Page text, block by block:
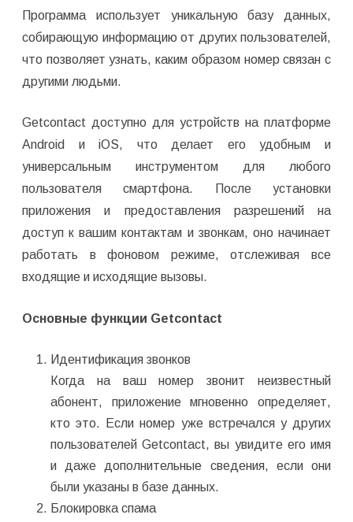
Программа использует уникальную базу данных,
собирающую информацию от других пользователей,
что позволяет узнать, каким образом номер связан с
другими людьми.
Getcontact доступно для устройств на платформе
Android и iOS, что делает его удобным и
универсальным инструментом для любого
пользователя смартфона. После установки
приложения и предоставления разрешений на
доступ к вашим контактам и звонкам, оно начинает
работать в фоновом режиме, отслеживая все
входящие и исходящие вызовы.
Основные функции Getcontact
Идентификация звонков
Когда на ваш номер звонит неизвестный
абонент, приложение мгновенно определяет,
кто это. Если номер уже встречался у других
пользователей Getcontact, вы увидите его имя
и даже дополнительные сведения, если они
были указаны в базе данных.
Блокировка спама